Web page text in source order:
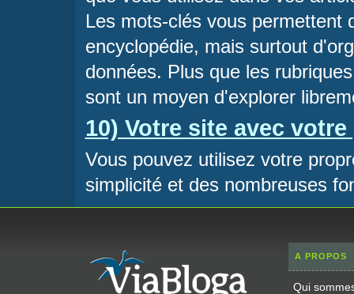
Les mots-clés vous permettent
encyclopédie, mais surtout
données. Plus que les
sont un moyen d'explorer
10) Votre site avec
Vous pouvez utilisez votre
simplicité et des nombreuses
A PROPOS
Qui